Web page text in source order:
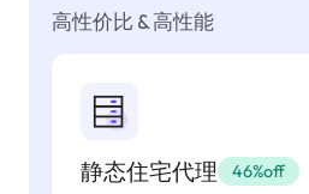
高性价比 & 高性能
静态住宅代理 46%off